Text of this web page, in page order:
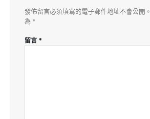
發佈留言必須填寫的電子郵件地址不會公開。
為 *
留言 *